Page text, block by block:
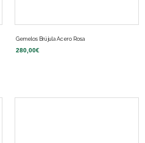
Gemelos Brújula Acero Rosa
280,00€